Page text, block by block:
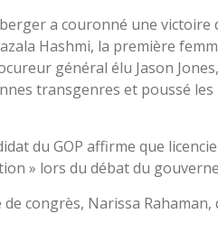
a couronné une
Hashmi, la première
général élu Jason
transgenres et poussé
du GOP affirme que
» lors du débat du
de congrès, Narissa